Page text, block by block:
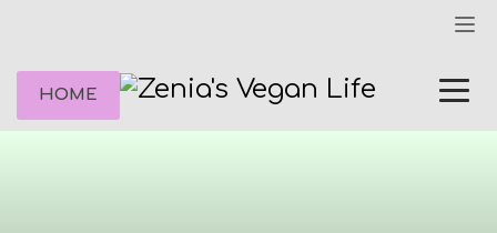
HOME